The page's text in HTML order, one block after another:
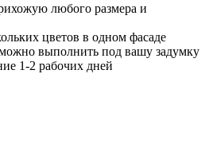
любого размера и
цветов в одном фасаде
выполнить под вашу задумку
1-2 рабочих дней